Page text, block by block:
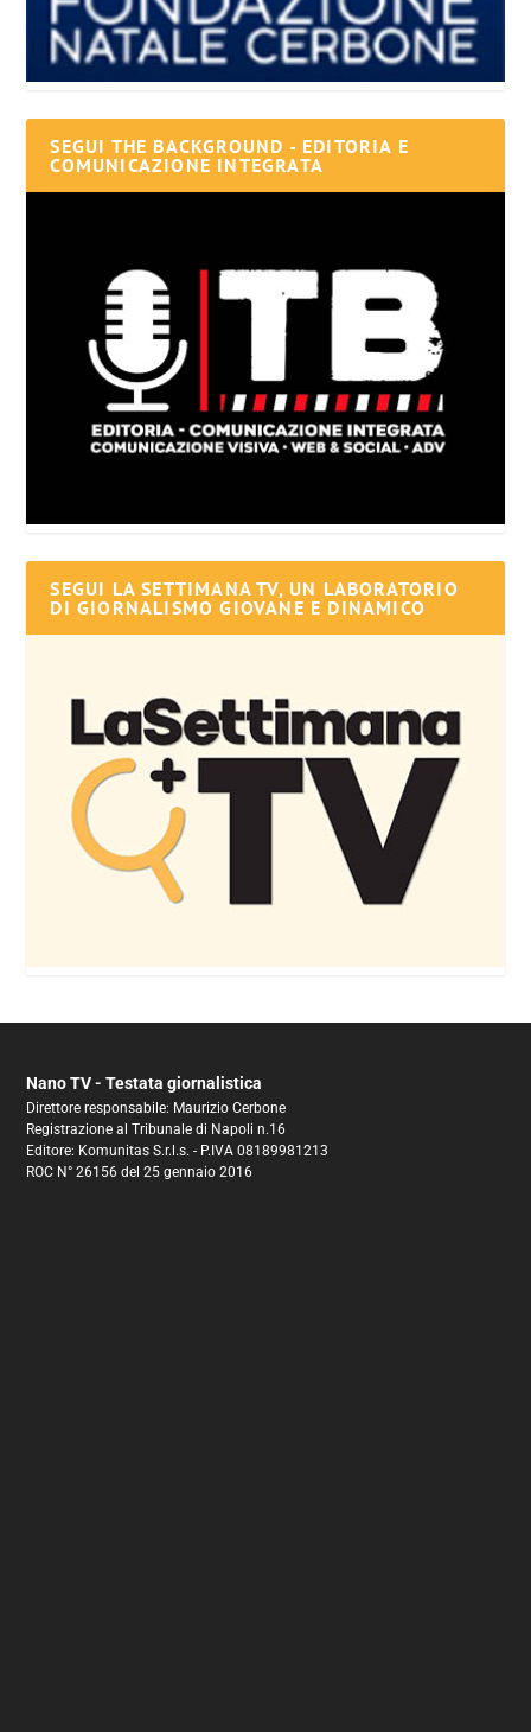
SEGUI THE BACKGROUND - EDITORIA E
COMUNICAZIONE INTEGRATA
SEGUI LA SETTIMANA TV, UN LABORATORIO
DI GIORNALISMO GIOVANE E DINAMICO
Nano TV - Testata giornalistica
Direttore responsabile: Maurizio Cerbone
Registrazione al Tribunale di Napoli n.16
Editore: Komunitas S.r.l.s. - P.IVA 08189981213
ROC N° 26156 del 25 gennaio 2016